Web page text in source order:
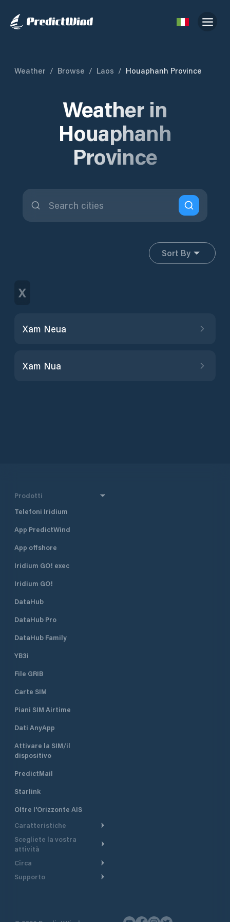
Weather / Browse / Laos / Houaphanh Province
Weather in
Houaphanh
Province
Sort By
X
Xam Neua
Xam Nua
Prodotti
Telefoni Iridium
App PredictWind
App offshore
Iridium GO! exec
Iridium GO!
DataHub
DataHub Pro
DataHub Family
YB3i
File GRIB
Carte SIM
Piani SIM Airtime
Dati AnyApp
Attivare la SIM/il
dispositivo
PredictMail
Starlink
Oltre l'Orizzonte AIS
Caratteristiche
Itinerario meteorologico
Itinerario per motoscafi
Pianifica partenza
Scegliete la vostra
attività
Crociera
Navigazione a motore
Circa
Panoramica
Supporto